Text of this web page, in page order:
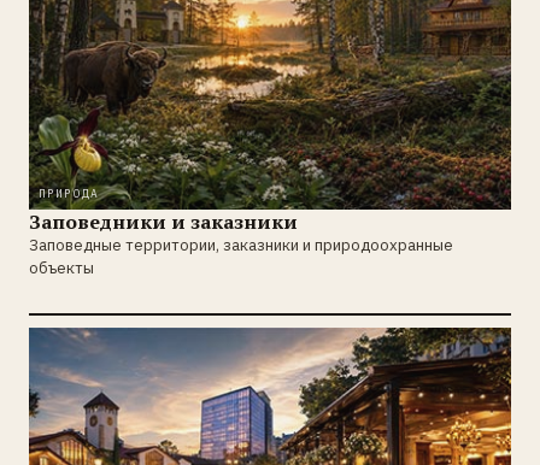
ПРИРОДА
Заповедники и заказники
Заповедные территории, заказники и природоохранные
объекты